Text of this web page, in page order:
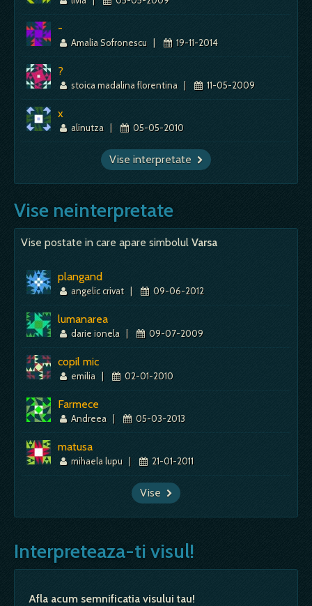
-
Amalia Sofronescu | 19-11-2014
?
stoica madalina florentina | 11-05-2009
x
alinutza | 05-05-2010
Vise interpretate
Vise neinterpretate
Vise postate in care apare simbolul Varsa
plangand
angelic crivat | 09-06-2012
lumanarea
darie ionela | 09-07-2009
copil mic
emilia | 02-01-2010
Farmece
Andreea | 05-03-2013
matusa
mihaela lupu | 21-01-2011
Vise
Interpreteaza-ti visul!
Afla acum semnificatia visului tau!